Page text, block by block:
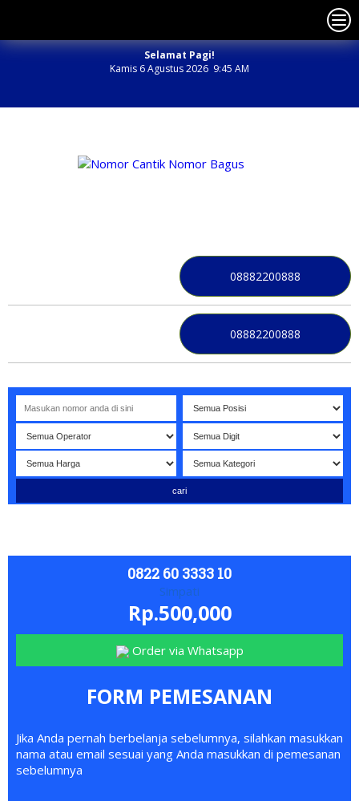
Selamat Pagi!
Kamis 6 Agustus 2026 9:45 AM
08882200888
08882200888
0822 60 3333 10
Simpati
Rp.500,000
Order via Whatsapp
FORM PEMESANAN
Jika Anda pernah berbelanja sebelumnya, silahkan masukkan
nama atau email sesuai yang Anda masukkan di pemesanan
sebelumnya